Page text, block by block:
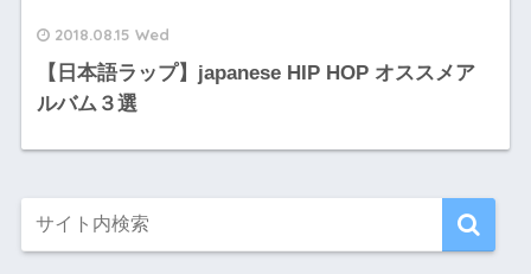
2018.08.15 Wed
【日本語ラップ】japanese HIP HOP オススメア
ルバム３選